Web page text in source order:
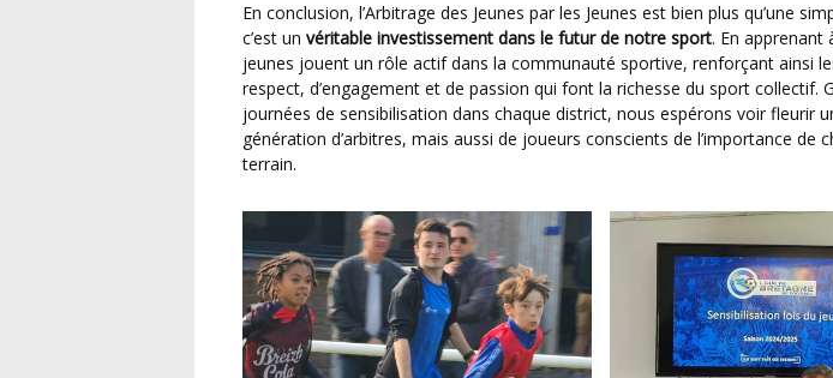
En conclusion, l’Arbitrage des Jeunes par les Jeunes est bien plus qu’une simple formation ;
c’est un véritable investissement dans le futur de notre sport. En apprenant
jeunes jouent un rôle actif dans la communauté sportive, renforçant ainsi
respect, d’engagement et de passion qui font la richesse du sport collectif.
journées de sensibilisation dans chaque district, nous espérons voir fleurir
génération d’arbitres, mais aussi de joueurs conscients de l’importance de
terrain.